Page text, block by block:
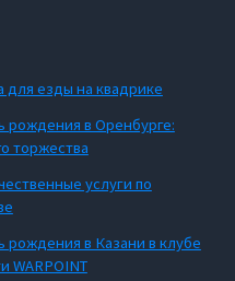
для езды на квадрике
рождения в Оренбурге:
торжества
услуги по
рождения в Казани в клубе
WARPOINT